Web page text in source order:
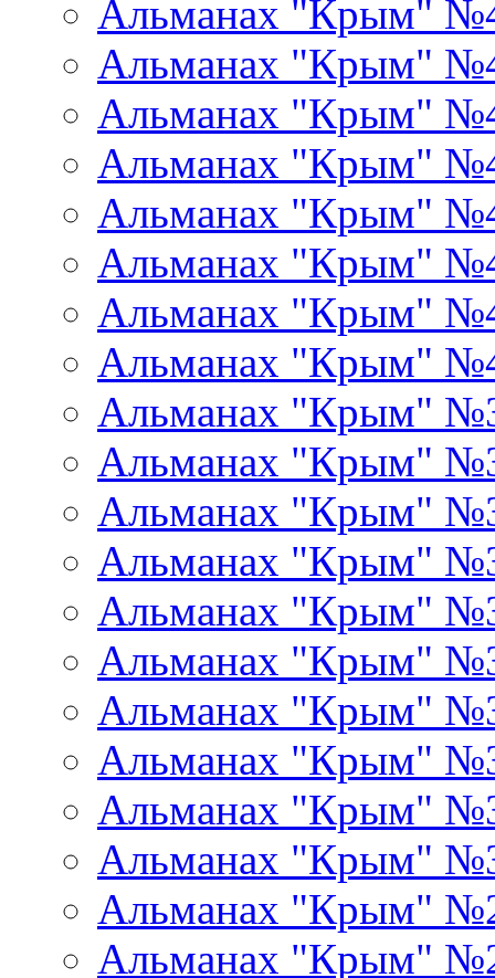
Альманах "Крым"
Альманах "Крым"
Альманах "Крым"
Альманах "Крым"
Альманах "Крым"
Альманах "Крым"
Альманах "Крым"
Альманах "Крым"
Альманах "Крым"
Альманах "Крым"
Альманах "Крым"
Альманах "Крым"
Альманах "Крым"
Альманах "Крым"
Альманах "Крым"
Альманах "Крым"
Альманах "Крым"
Альманах "Крым"
Альманах "Крым"
Альманах "Крым"